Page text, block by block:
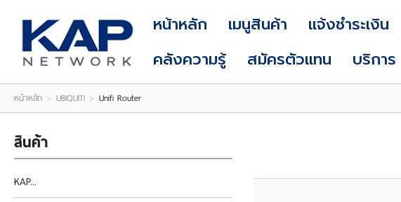
REGISTER
หน้าหลัก เมนูสินค้า แจ้งชำระเงิน
คลังความรู้
สมัครตัวแทน บริการ
หน้าหลัก > UBIQUITI > Unifi Router
สินค้า
KAP...